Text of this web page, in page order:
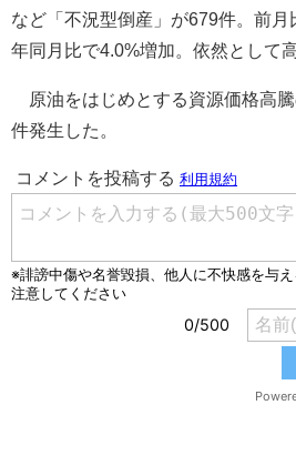
など「不況型倒産」が679件。前
年同月比で4.0%増加。依然として
原油をはじめとする資源価格高
件発生した。